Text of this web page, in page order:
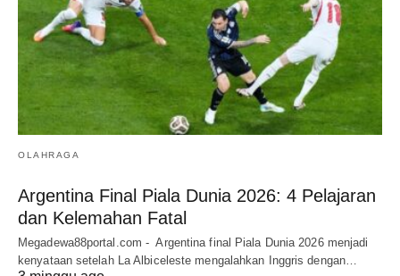
OLAHRAGA
Argentina Final Piala Dunia 2026: 4 Pelajaran
dan Kelemahan Fatal
Megadewa88portal.com - Argentina final Piala Dunia 2026 menjadi
kenyataan setelah La Albiceleste mengalahkan Inggris dengan…